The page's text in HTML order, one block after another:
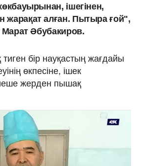
ішегінен,
жарақат алған. Пытыра ғой",
Марат Әбубакиров.
бір науқастың жағдайы
өкпесіне, ішек
жерден пышақ